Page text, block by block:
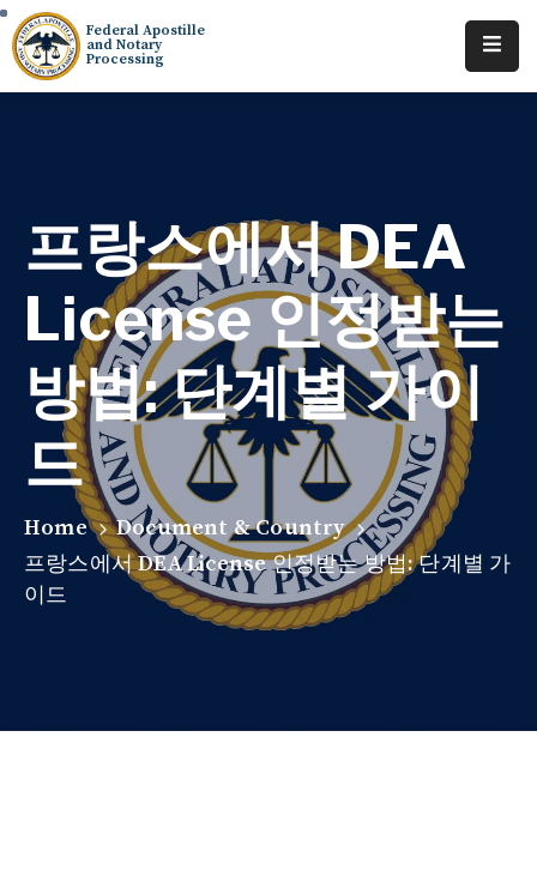
Federal Apostille
and Notary
Processing
Requests
Resources
Locations
Tracking
프랑스에서 DEA
License 인정받는
방법: 단계별 가이
드
Home
Document & Country
프랑스에서 DEA License 인정받는 방법: 단계별 가
이드